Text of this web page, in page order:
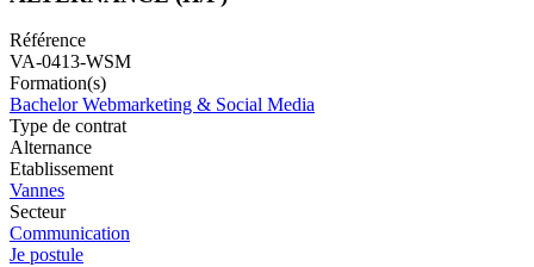
Référence
VA-0413-WSM
Formation(s)
Bachelor Webmarketing & Social Media
Type de contrat
Alternance
Etablissement
Vannes
Secteur
Communication
Je postule